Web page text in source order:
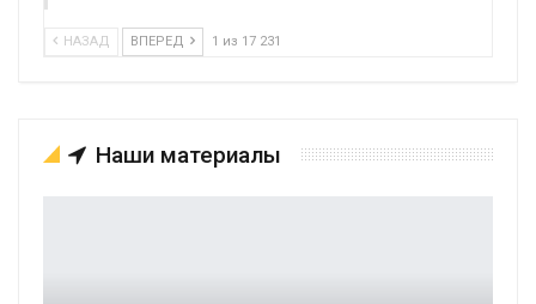
НАЗАД ВПЕРЕД 1 из 17 231
Наши материалы